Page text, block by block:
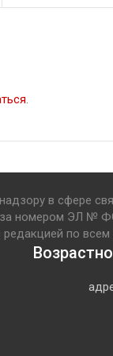
.
в сфере
за номером ЭЛ № ФС
редакцией по